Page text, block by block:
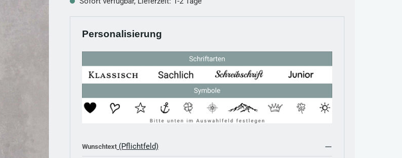
Personalisierung
Wunschtext(Pflichtfeld)